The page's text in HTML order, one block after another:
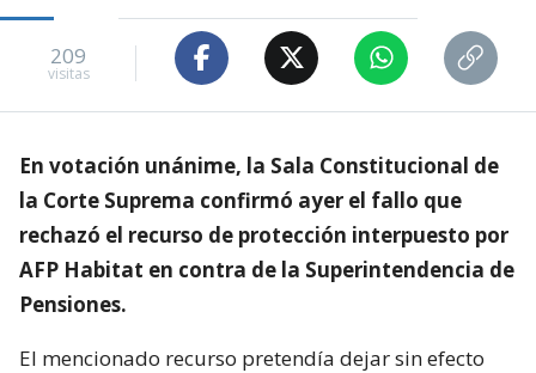
209
visitas
En votación unánime, la Sala Constitucional de
la Corte Suprema confirmó ayer el fallo que
rechazó el recurso de protección interpuesto por
AFP Habitat en contra de la Superintendencia de
Pensiones.
El mencionado recurso pretendía dejar sin efecto